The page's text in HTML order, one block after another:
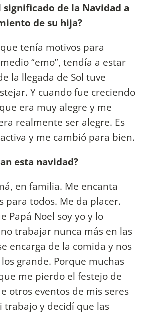
de la Navidad a
de su hija?
tenía motivos para
“emo”, tendía a estar
la llegada de Sol tuve
Y cuando fue creciendo
era muy alegre y me
realmente ser alegre. Es
y me cambió para bien.
esta navidad?
en familia. Me encanta
para todos. Me da placer.
Papá Noel soy yo y lo
trabajar nunca más en las
encarga de la comida y nos
grande. Porque muchas
me pierdo el festejo de
otros eventos de mis seres
trabajo y decidí que las